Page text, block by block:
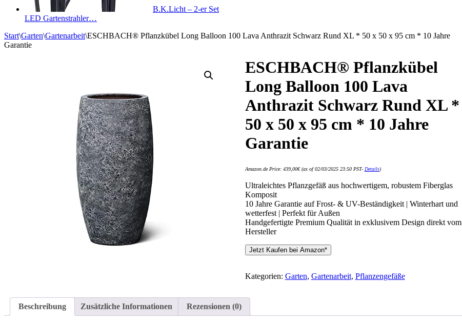
B.K.Licht – 2-er Set
LED Gartenstrahler…
Start\Garten\Gartenarbeit\ESCHBACH® Pflanzkübel Long Balloon 100 Lava Anthrazit Schwarz Rund XL * 50 x 50 x 95 cm * 10 Jahre
Garantie
ESCHBACH® Pflanzkübel
Long Balloon 100 Lava
Anthrazit Schwarz Rund XL *
50 x 50 x 95 cm * 10 Jahre
Garantie
Amazon.de Price: 439,00€(as of 02/03/2025 23:50 PST- Details)
Ultraleichtes Pflanzgefäß aus hochwertigem, robustem Fiberglas
Komposit
10 Jahre Garantie auf Frost- & UV-Beständigkeit | Winterhart und
wetterfest | Perfekt für Außen
Handgefertigte Premium Qualität in exklusivem Design direkt vom
Hersteller
Jetzt Kaufen bei Amazon*
Kategorien: Garten, Gartenarbeit, Pflanzengefäße
Beschreibung Zusätzliche Informationen Rezensionen (0)